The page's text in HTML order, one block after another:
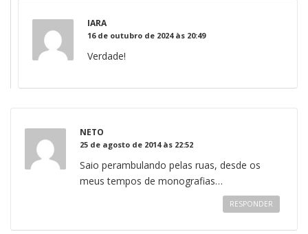
IARA
16 de outubro de 2024 às 20:49
Verdade!
NETO
25 de agosto de 2014 às 22:52
Saio perambulando pelas ruas, desde os
meus tempos de monografias…
RESPONDER